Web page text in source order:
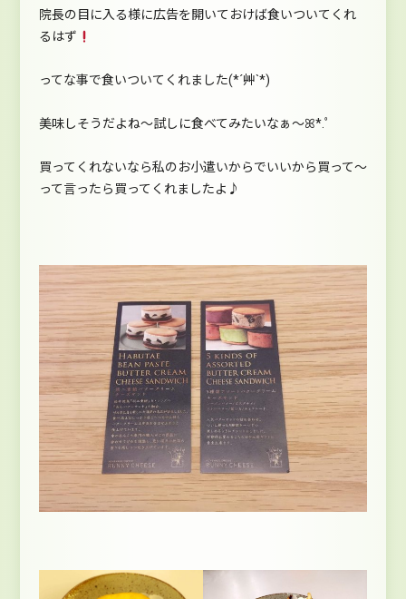
院長の目に入る様に広告を開いておけば食いついてくれ
るはず
ってな事で食いついてくれました(*´艸`*)
美味しそうだよね～試しに食べてみたいなぁ～ꕤ*.ﾟ
買ってくれないなら私のお小遣いからでいいから買って～
って言ったら買ってくれましたよ♪